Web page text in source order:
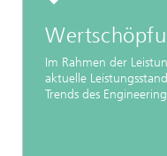
Im Rahmen der
aktuelle
Trends des